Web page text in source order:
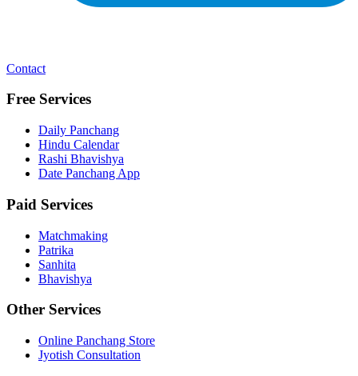
Contact
Free Services
Daily Panchang
Hindu Calendar
Rashi Bhavishya
Date Panchang App
Paid Services
Matchmaking
Patrika
Sanhita
Bhavishya
Other Services
Online Panchang Store
Jyotish Consultation